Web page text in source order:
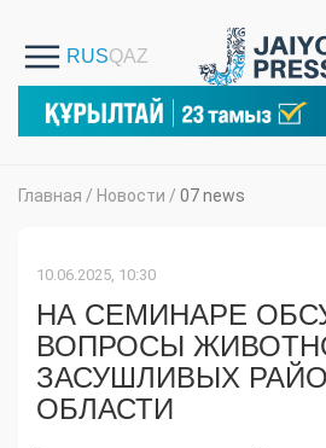
Главная / Новости / 07 news
10.06.2025, 10:30
НА СЕМИНАРЕ
ВОПРОСЫ
ЗАСУШЛИВЫХ
ОБЛАСТИ